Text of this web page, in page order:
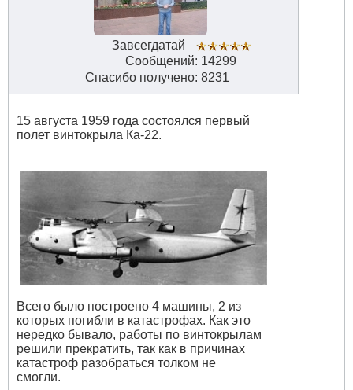
Завсегдатай
Сообщений: 14299
Спасибо получено: 8231
15 августа 1959 года состоялся первый
полет винтокрыла Ка-22.
Всего было построено 4 машины, 2 из
которых погибли в катастрофах. Как это
нередко бывало, работы по винтокрылам
решили прекратить, так как в причинах
катастроф разобраться толком не
смогли.